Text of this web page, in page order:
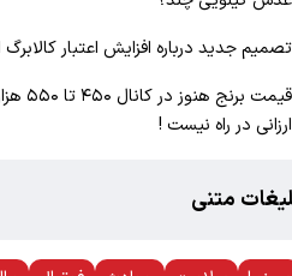
تصمیم جدید درباره افزایش اعتبار کالابرگ
قیمت برنج
ارزانی در راه نیست !
متنی